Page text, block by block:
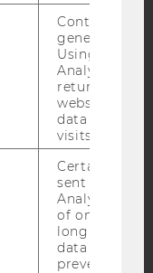
MEDIA
STUDIERENDE
Contains a
generated
Using this
Analytics can
returning
website and
data from
visits.
Certain data
sent to
Analytics a
of once per
long as it is
data
prevented.